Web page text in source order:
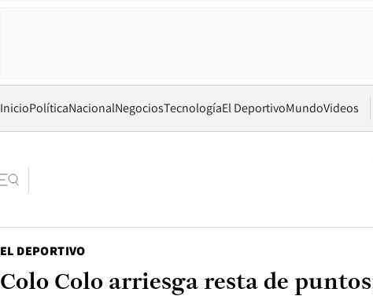
InicioPolíticaNacionalNegociosTecnologíaEl DeportivoMundoVideos
EL DEPORTIVO
Colo Colo arriesga resta de